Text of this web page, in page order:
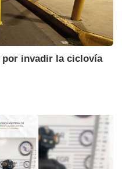
invadir la ciclovía